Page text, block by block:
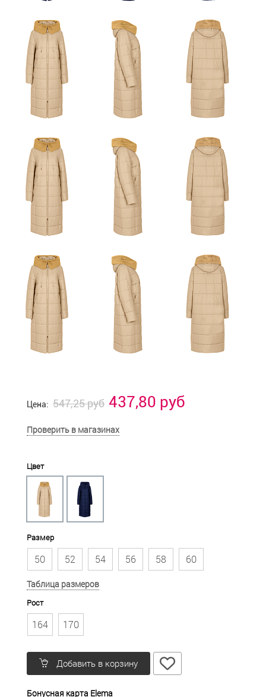
Цена: 547,25 руб 437,80 руб
Проверить в магазинах
Цвет
Размер
50 52 54 56 58 60
Таблица размеров
Рост
164 170
Добавить в корзину
Бонусная карта Elema